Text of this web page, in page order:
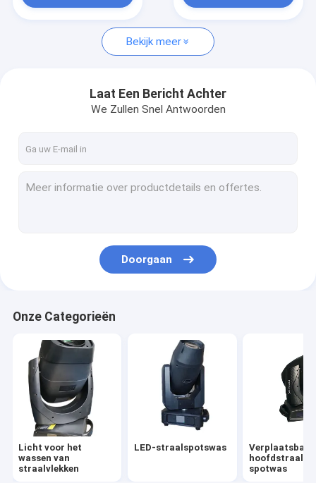
Vraag een offerte aan
LED-straalspotswas
Verplaatsbare hoofdstraal-spotwas
Buitenverplaatsbare koplamp
profiel spotlicht
Bekijk meer
Laat Een Bericht Achter
We Zullen Snel Antwoorden
Doorgaan
Onze Categorieën
Licht voor het
wassen van
straalvlekken
LED-straalspotswas
Verplaatsbare
hoofdstraal-
spotwas